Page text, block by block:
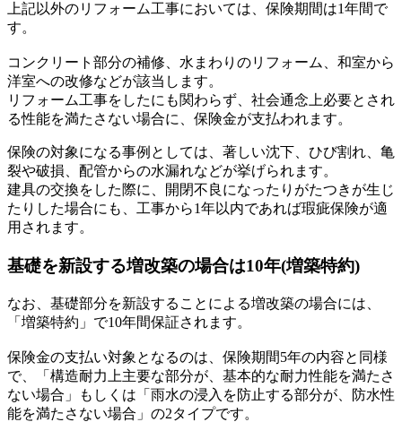
上記以外のリフォーム工事においては、保険期間は1年間で
す。
コンクリート部分の補修、水まわりのリフォーム、和室から
洋室への改修などが該当します。
リフォーム工事をしたにも関わらず、社会通念上必要とされ
る性能を満たさない場合に、保険金が支払われます。
保険の対象になる事例としては、著しい沈下、ひび割れ、亀
裂や破損、配管からの水漏れなどが挙げられます。
建具の交換をした際に、開閉不良になったりがたつきが生じ
たりした場合にも、工事から1年以内であれば瑕疵保険が適
用されます。
基礎を新設する増改築の場合は10年(増築特約)
なお、基礎部分を新設することによる増改築の場合には、
「増築特約」で10年間保証されます。
保険金の支払い対象となるのは、保険期間5年の内容と同様
で、「構造耐力上主要な部分が、基本的な耐力性能を満たさ
ない場合」もしくは「雨水の浸入を防止する部分が、防水性
能を満たさない場合」の2タイプです。